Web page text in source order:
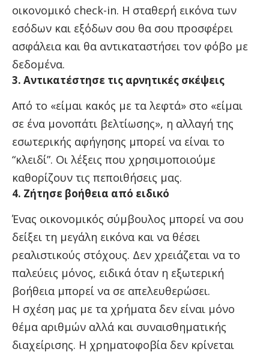
οικονομικό check-in. Η σταθερή εικόνα των
εσόδων και εξόδων σου θα σου προσφέρει
ασφάλεια και θα αντικαταστήσει τον φόβο με
δεδομένα.
3. Αντικατέστησε τις αρνητικές σκέψεις
Από το «είμαι κακός με τα λεφτά» στο «είμαι
σε ένα μονοπάτι βελτίωσης», η αλλαγή της
εσωτερικής αφήγησης μπορεί να είναι το
“κλειδί”. Οι λέξεις που χρησιμοποιούμε
καθορίζουν τις πεποιθήσεις μας.
4. Ζήτησε βοήθεια από ειδικό
Ένας οικονομικός σύμβουλος μπορεί να σου
δείξει τη μεγάλη εικόνα και να θέσει
ρεαλιστικούς στόχους. Δεν χρειάζεται να το
παλεύεις μόνος, ειδικά όταν η εξωτερική
βοήθεια μπορεί να σε απελευθερώσει.
Η σχέση μας με τα χρήματα δεν είναι μόνο
θέμα αριθμών αλλά και συναισθηματικής
διαχείρισης. Η χρηματοφοβία δεν κρίνεται